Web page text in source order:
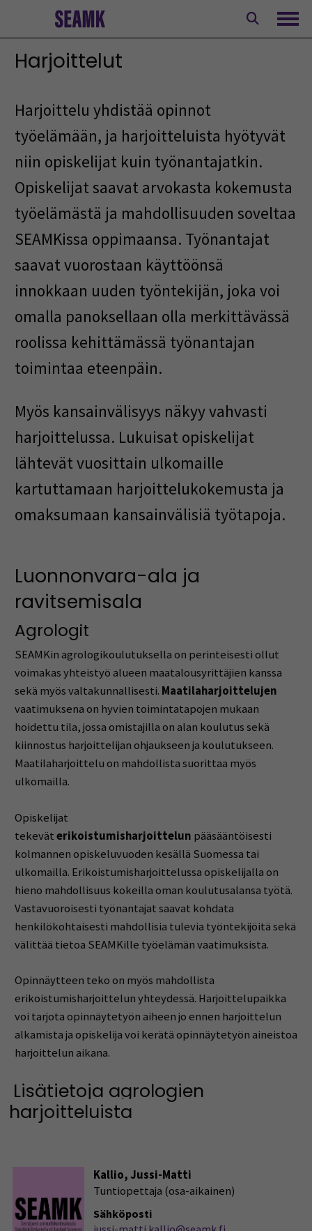
Harjoittelut
Harjoittelu yhdistää opinnot
työelämään, ja harjoitteluista hyötyvät
niin opiskelijat kuin työnantajatkin.
Opiskelijat saavat arvokasta kokemusta
työelämästä ja mahdollisuuden soveltaa
SEAMKissa oppimaansa. Työnantajat
saavat vuorostaan käyttöönsä
innokkaan uuden työntekijän, joka voi
omalla panoksellaan olla merkittävässä
roolissa kehittämässä työnantajan
toimintaa eteenpäin.
Myös kansainvälisyys näkyy vahvasti
harjoittelussa. Lukuisat opiskelijat
lähtevät vuosittain ulkomaille
kartuttamaan harjoittelukokemusta ja
omaksumaan kansainvälisiä työtapoja.
Luonnonvara-ala ja
ravitsemisala
Agrologit
SEAMKin agrologikoulutuksella on perinteisesti ollut
voimakas yhteistyö alueen maatalousyrittäjien kanssa
sekä myös valtakunnallisesti. Maatilaharjoittelujen
vaatimuksena on hyvien toimintatapojen mukaan
hoidettu tila, jossa omistajilla on alan koulutus sekä
kiinnostus harjoittelijan ohjaukseen ja koulutukseen.
Maatilaharjoittelu on mahdollista suorittaa myös
ulkomailla.
Opiskelijat
tekeväterikoistumisharjoittelun pääsääntöisesti
kolmannen opiskeluvuoden kesällä Suomessa tai
ulkomailla. Erikoistumisharjoittelussa opiskelijalla on
hieno mahdollisuus kokeilla oman koulutusalansa työtä.
Vastavuoroisesti työnantajat saavat kohdata
henkilökohtaisesti mahdollisia tulevia työntekijöitä sekä
välittää tietoa SEAMKille työelämän vaatimuksista.
Opinnäytteen teko on myös mahdollista
erikoistumisharjoittelun yhteydessä. Harjoittelupaikka
voi tarjota opinnäytetyön aiheen jo ennen harjoittelun
alkamista ja opiskelija voi kerätä opinnäytetyön aineistoa
harjoittelun aikana.
Lisätietoja agrologien
harjoitteluista
Kallio, Jussi-Matti
Tuntiopettaja (osa-aikainen)
Sähköposti